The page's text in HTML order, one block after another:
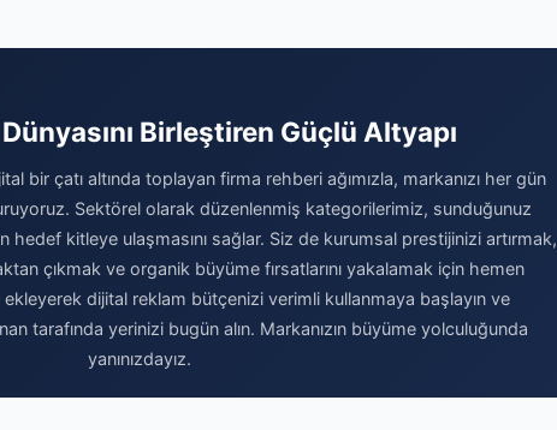
Birleştiren Güçlü Altyapı
bir çatı altında toplayan firma rehberi ağımızla, markanızı her gün
Sektörel olarak düzenlenmiş kategorilerimiz, sunduğunuz
kitleye ulaşmasını sağlar. Siz de kurumsal prestijinizi artırmak,
çıkmak ve organik büyüme fırsatlarını yakalamak için hemen
ekleyerek dijital reklam bütçenizi verimli kullanmaya başlayın ve
tarafında yerinizi bugün alın. Markanızın büyüme yolculuğunda
yanınızdayız.